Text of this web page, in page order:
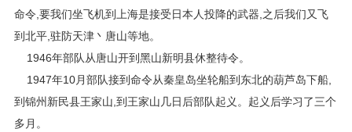
命令,要我们坐飞机到上海是接受日本人投降的武器,之后我们又飞
到北平,驻防天津丶唐山等地。
1946年部队从唐山开到黑山新明县休整待令。
1947年10月部队接到命令从秦皇岛坐轮船到东北的葫芦岛下船,
到锦州新民县王家山,到王家山几日后部队起义。起义后学习了三个
多月。